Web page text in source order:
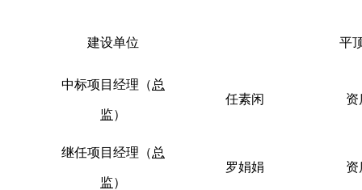
建设单位 平
中标项目 经理 （总
监）
任素闲 资
继任项目 经理 （总
监）
罗娟娟 资